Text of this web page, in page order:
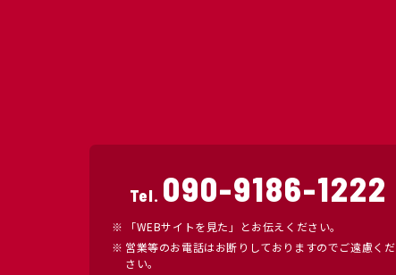
Tel. 090-9186-1222
「WEBサイトを見た」とお伝えください。
営業等のお電話はお断りしておりますのでご遠慮くだ
さい。